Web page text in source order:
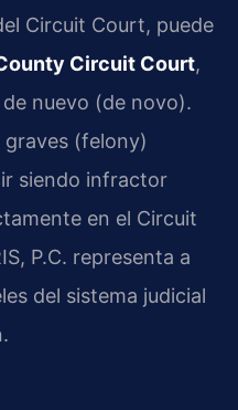
Circuit Court, puede
Circuit Court,
nuevo (de novo).
(felony)
siendo infractor
en el Circuit
P.C. representa a
del sistema judicial